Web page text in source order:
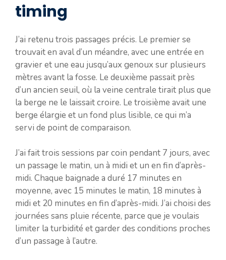
timing
J’ai retenu trois passages précis. Le premier se
trouvait en aval d’un méandre, avec une entrée en
gravier et une eau jusqu’aux genoux sur plusieurs
mètres avant la fosse. Le deuxième passait près
d’un ancien seuil, où la veine centrale tirait plus que
la berge ne le laissait croire. Le troisième avait une
berge élargie et un fond plus lisible, ce qui m’a
servi de point de comparaison.
J’ai fait trois sessions par coin pendant 7 jours, avec
un passage le matin, un à midi et un en fin d’après-
midi. Chaque baignade a duré 17 minutes en
moyenne, avec 15 minutes le matin, 18 minutes à
midi et 20 minutes en fin d’après-midi. J’ai choisi des
journées sans pluie récente, parce que je voulais
limiter la turbidité et garder des conditions proches
d’un passage à l’autre.